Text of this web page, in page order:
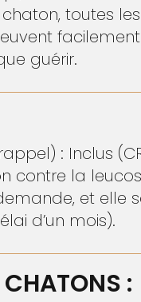
toutes
guérir.
: Inclus
contre la
et elle
d’un mois).
: